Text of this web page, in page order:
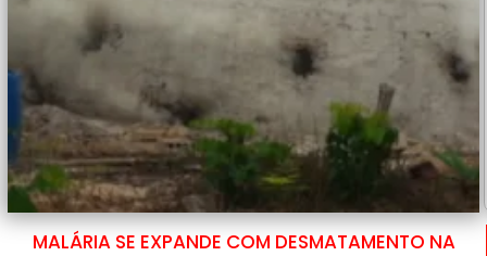
MALÁRIA SE EXPANDE COM DESMATAMENTO NA